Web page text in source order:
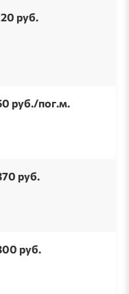
руб.
pуб./пог.м.
руб.
руб.